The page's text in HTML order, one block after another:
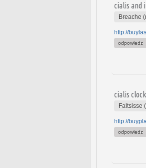
cialis and
Breache
http://
odpowiedz
cialis clock
Faltsisse
http://
odpowiedz